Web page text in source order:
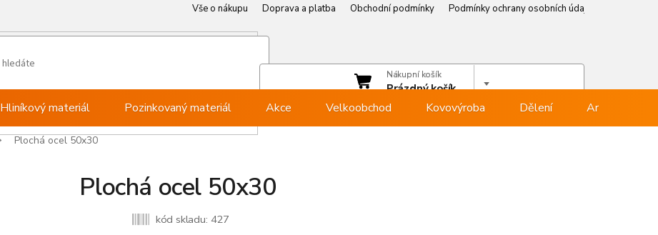
Vše o nákupu Doprava a platba Obchodní podmínky Podmínky ochrany osobních údajů
Přihlásit se
Nákupní košík
Prázdný košík
Hliníkový materiál Pozinkovaný materiál Akce Velkoobchod Kovovýroba Dělení Armovna
Plochá ocel 50x30
Plochá ocel 50x30
kód skladu: 427